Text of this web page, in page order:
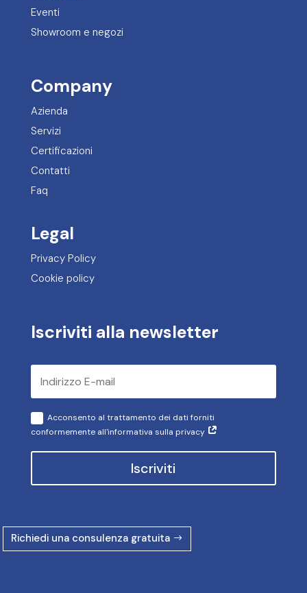
Eventi
Showroom e negozi
Company
Azienda
Servizi
Certificazioni
Contatti
Faq
Legal
Privacy Policy
Cookie policy
Iscriviti alla newsletter
Acconsento al trattamento dei dati forniti
conformemente all'informativa sulla privacy
Iscriviti
Richiedi una consulenza gratuita